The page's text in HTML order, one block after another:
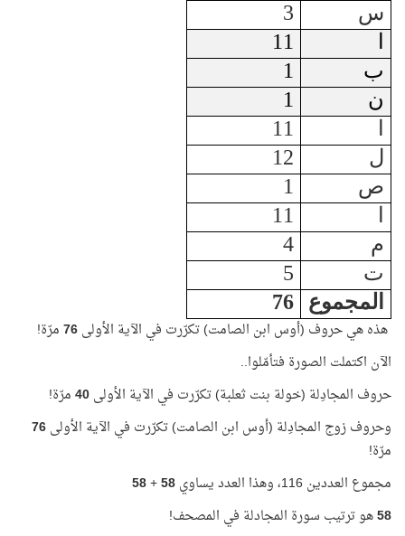
س
3
11
ب
1
ن
1
11
ل
12
ص
1
11
م
4
ت
5
المجموع
76
هذه هي حروف (أوس ابن الصامت) تكرّرت في الآية الأولى76مرّة!
الآن اكتملت الصورة فتأمّلوا..
حروف المجادِلة (خولة بنت ثعلبة) تكرّرت في الآية الأولى40مرّة!
وحروف زوج المجادِلة (أوس ابن الصامت) تكرّرت في الآية الأولى76
مرّة!
مجموع العددين 116، وهذا العدد يساوي
58
+
58
58هو ترتيب سورة المجادلة في المصحف!